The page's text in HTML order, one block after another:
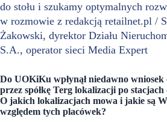
do stołu i szukamy optymalnych
w rozmowie z redakcją retailnet.pl /
Żakowski, dyrektor Działu
S.A., operator sieci Media Expert
Do UOKiKu wpłynął niedawno wniosek
przez spółkę Terg lokalizacji po stacjach
O jakich lokalizacjach mowa i jakie są
względem tych placówek?